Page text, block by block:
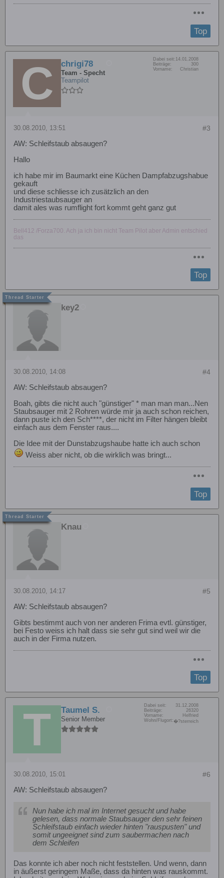
Top
chrigi78
Team - Specht
Teampilot
Dabei seit: 14.01.2008
Beiträge:
300
Vorname:
Christian
#3
30.08.2010, 13:51
AW: Schleifstaub absaugen?
Hallo
ich habe mir im Baumarkt eine Küchen Dampfabzugshabue
gekauft
und diese schliesse ich zusätzlich an den
Industriestaubsauger an
damit ales was rumflight fort kommt geht ganz gut
Bell412 /Forza700. Ach ja ich bin nicht Team Pilot aber Admin entschied
das
Top
key2
#4
30.08.2010, 14:08
AW: Schleifstaub absaugen?
Boah, gibts die nicht auch "günstiger" * man man man...Nen
Staubsauger mit 2 Rohren würde mir ja auch schon reichen,
dann puste ich den Sch****, der nicht im Filter hängen bleibt
einfach aus dem Fenster raus....
Die Idee mit der Dunstabzugshaube hatte ich auch schon
Weiss aber nicht, ob die wirklich was bringt...
Top
Knau
#5
30.08.2010, 14:17
AW: Schleifstaub absaugen?
Gibts bestimmt auch von ner anderen Frima evtl. günstiger,
bei Festo weiss ich halt dass sie sehr gut sind weil wir die
auch in der Firma nutzen.
Top
Taumel S.
Senior Member
Dabei seit:
31.12.2008
Beiträge:
26320
Vorname:
Helfried
Wohn/Flugort: �?sterreich
#6
30.08.2010, 15:01
AW: Schleifstaub absaugen?
Nun habe ich mal im Internet gesucht und habe
gelesen, dass normale Staubsauger den sehr feinen
Schleifstaub einfach wieder hinten "rauspusten" und
somit ungeeignet sind zum saubermachen nach
dem Schleifen
Das konnte ich aber noch nicht feststellen. Und wenn, dann
in äußerst geringem Maße, dass da hinten was rauskommt.